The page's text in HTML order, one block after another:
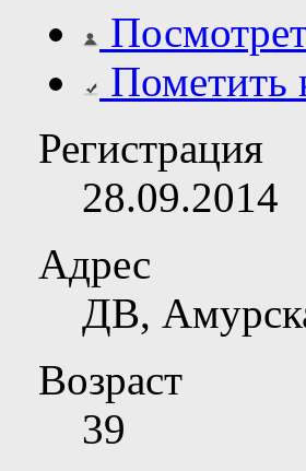
Пометить
Регистрация
28.09.2014
Адрес
ДВ,
Возраст
39